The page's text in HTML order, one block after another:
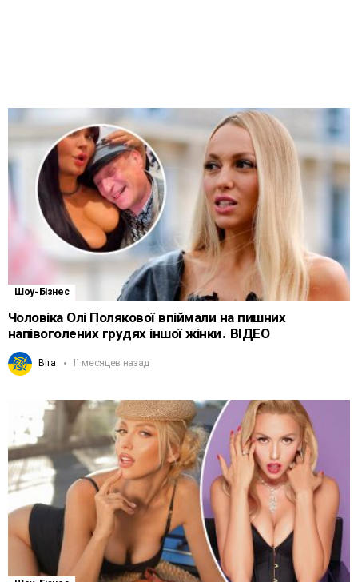
Шоу-Бізнес
Чоловіка Олі Полякової впіймали на пишних
напівоголених грудях іншої жінки. ВІДЕО
Віта 11 месяцев назад